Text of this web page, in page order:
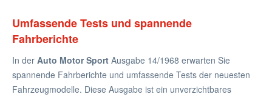
Umfassende Tests und spannende
Fahrberichte
In der Auto Motor Sport Ausgabe 14/1968 erwarten Sie
spannende Fahrberichte und umfassende Tests der neuesten
Fahrzeugmodelle. Diese Ausgabe ist ein unverzichtbares